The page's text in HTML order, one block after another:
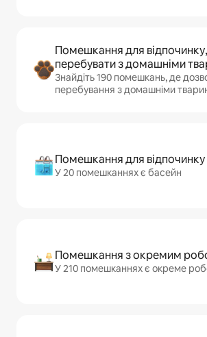
Помешкання для
перебувати з домашніми
Знайдіть 190 помешкань, де
перебування з домашніми
Помешкання для
У 20 помешканнях є басейн
Помешкання з окремим
У 210 помешканнях є окреме